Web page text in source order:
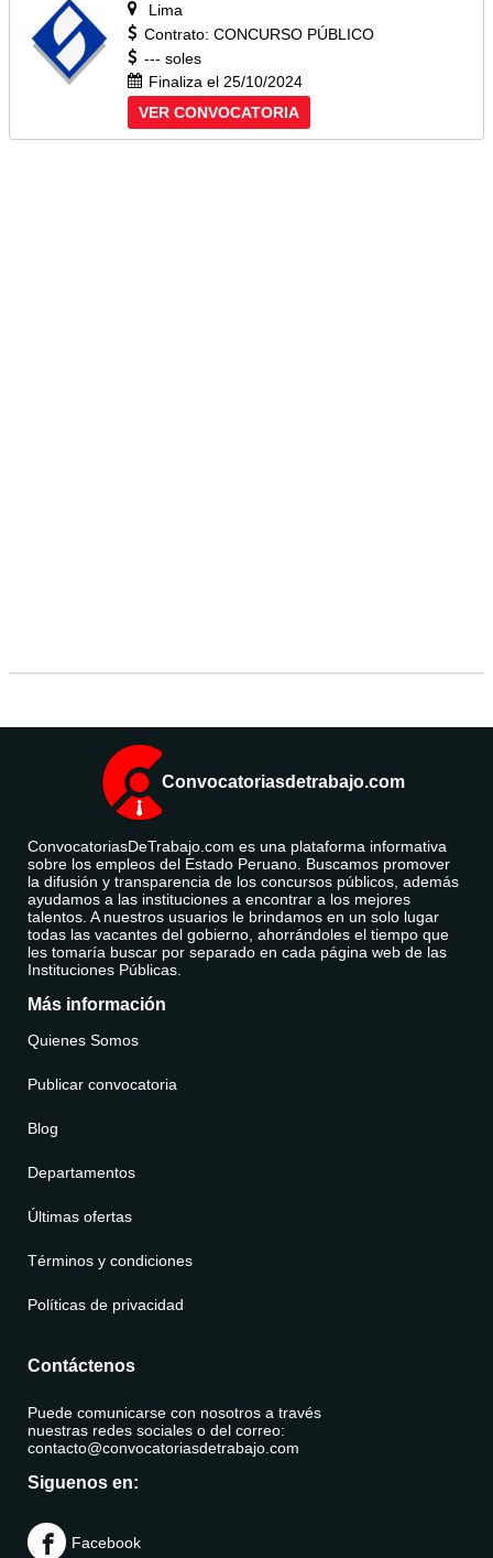
Lima
Contrato: CONCURSO PÚBLICO
--- soles
Finaliza el 25/10/2024
VER CONVOCATORIA
Convocatoriasdetrabajo.com
ConvocatoriasDeTrabajo.com es una plataforma informativa
sobre los empleos del Estado Peruano. Buscamos promover
la difusión y transparencia de los concursos públicos, además
ayudamos a las instituciones a encontrar a los mejores
talentos. A nuestros usuarios le brindamos en un solo lugar
todas las vacantes del gobierno, ahorrándoles el tiempo que
les tomaría buscar por separado en cada página web de las
Instituciones Públicas.
Más información
Quienes Somos
Publicar convocatoria
Blog
Departamentos
Últimas ofertas
Términos y condiciones
Políticas de privacidad
Contáctenos
Puede comunicarse con nosotros a través
nuestras redes sociales o del correo:
contacto@convocatoriasdetrabajo.com
Siguenos en:
Facebook